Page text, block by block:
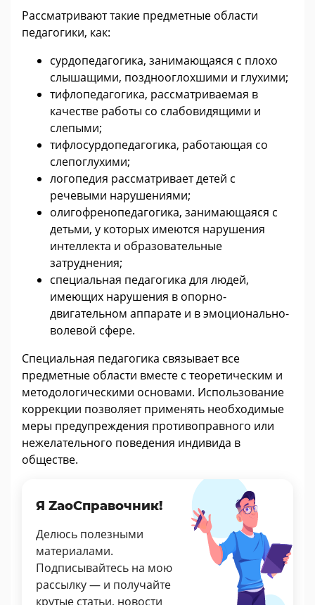
Рассматривают такие предметные области
педагогики, как:
сурдопедагогика, занимающаяся с плохо
слышащими, позднооглохшими и глухими;
тифлопедагогика, рассматриваемая в
качестве работы со слабовидящими и
слепыми;
тифлосурдопедагогика, работающая со
слепоглухими;
логопедия рассматривает детей с
речевыми нарушениями;
олигофренопедагогика, занимающаяся с
детьми, у которых имеются нарушения
интеллекта и образовательные
затруднения;
специальная педагогика для людей,
имеющих нарушения в опорно-
двигательном аппарате и в эмоционально-
волевой сфере.
Специальная педагогика связывает все
предметные области вместе с теоретическим и
методологическими основами. Использование
коррекции позволяет применять необходимые
меры предупреждения противоправного или
нежелательного поведения индивида в
обществе.
Я ZaoСправочник!
Делюсь полезными
материалами.
Подписывайтесь на мою
рассылку — и получайте
крутые статьи, новости